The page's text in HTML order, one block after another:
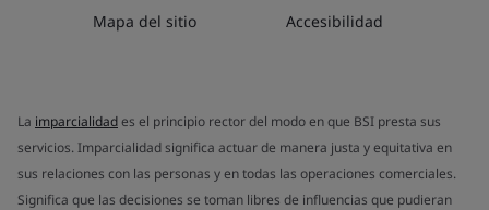
Mapa del sitio Accesibilidad
La imparcialidades el principio rector del modo en que BSI presta sus
servicios. Imparcialidad significa actuar de manera justa y equitativa en
sus relaciones con las personas y en todas las operaciones comerciales.
Significa que las decisiones se toman libres de influencias que pudieran